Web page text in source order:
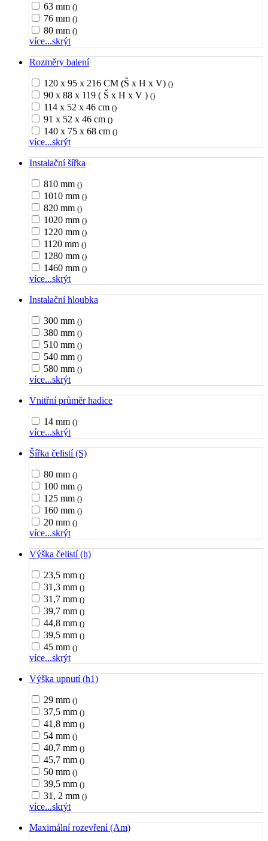
63 mm ()
76 mm ()
80 mm ()
více...skrýt
Rozměry balení
120 x 95 x 216 CM (Š x H x V) ()
90 x 88 x 119 ( Š x H x V ) ()
114 x 52 x 46 cm ()
91 x 52 x 46 cm ()
140 x 75 x 68 cm ()
více...skrýt
Instalační šířka
810 mm ()
1010 mm ()
820 mm ()
1020 mm ()
1220 mm ()
1120 mm ()
1280 mm ()
1460 mm ()
více...skrýt
Instalační hloubka
300 mm ()
380 mm ()
510 mm ()
540 mm ()
580 mm ()
více...skrýt
Vnitřní průměr hadice
14 mm ()
více...skrýt
Šířka čelistí (S)
80 mm ()
100 mm ()
125 mm ()
160 mm ()
20 mm ()
více...skrýt
Výška čelistí (h)
23,5 mm ()
31,3 mm ()
31,7 mm ()
39,7 mm ()
44,8 mm ()
39,5 mm ()
45 mm ()
více...skrýt
Výška upnutí (h1)
29 mm ()
37,5 mm ()
41,8 mm ()
54 mm ()
40,7 mm ()
45,7 mm ()
50 mm ()
39,5 mm ()
31, 2 mm ()
více...skrýt
Maximální rozevření (Am)